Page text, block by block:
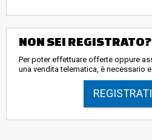
NON SEI REGISTRATO?
Per poter effettuare offerte oppure
una vendita telematica, è necessario